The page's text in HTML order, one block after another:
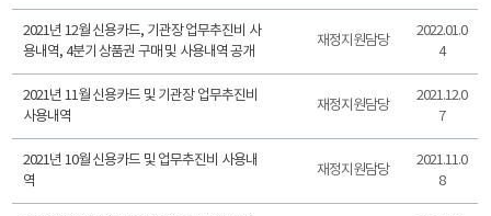
2021년 12월 신용카드, 기관장 업무추진비 사
용내역, 4분기 상품권 구매 및 사용내역 공개
재정지원담당
2022.01.0
4
2021년 11월 신용카드 및 기관장 업무추진비
사용내역
재정지원담당
2021.12.0
7
2021년 10월 신용카드 및 업무추진비 사용내
역
재정지원담당
2021.11.0
8